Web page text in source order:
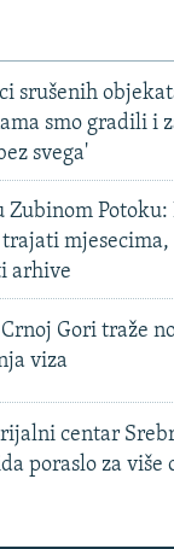
srušenih
smo gradili i
svega'
Zubinom Potoku:
arhive
Gori traže
viza
centar
poraslo za više